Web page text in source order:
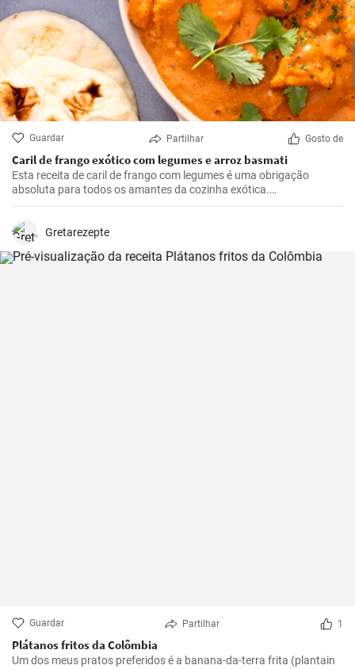
Guardar Partilhar Gosto de
Caril de frango exótico com legumes e arroz basmati
Esta receita de caril de frango com legumes é uma obrigação
absoluta para todos os amantes da cozinha exótica.
Soberbamente arredondados com um subtil picante e sabores
verdadeiro deleite para o paladar! Como cozinheira apaixonada, já
sempre a atenção dos meus convidados.
Gretarezepte
Guardar Partilhar 1
Plátanos fritos da Colômbia
Um dos meus pratos preferidos é a banana-da-terra frita (plantain